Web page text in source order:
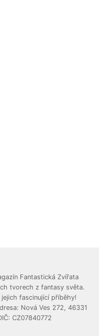
Fantastická Zvířata
tvorech z fantasy světa.
fascinující příběhy!
Nová Ves 272, 46331
CZ07840772